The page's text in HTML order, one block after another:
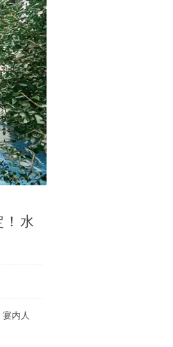
！水
内人